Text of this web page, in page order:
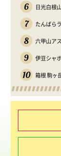
6 日光白根
7 たんばら
8 六甲山ア
9 伊豆シャ
10 箱根 駒ヶ